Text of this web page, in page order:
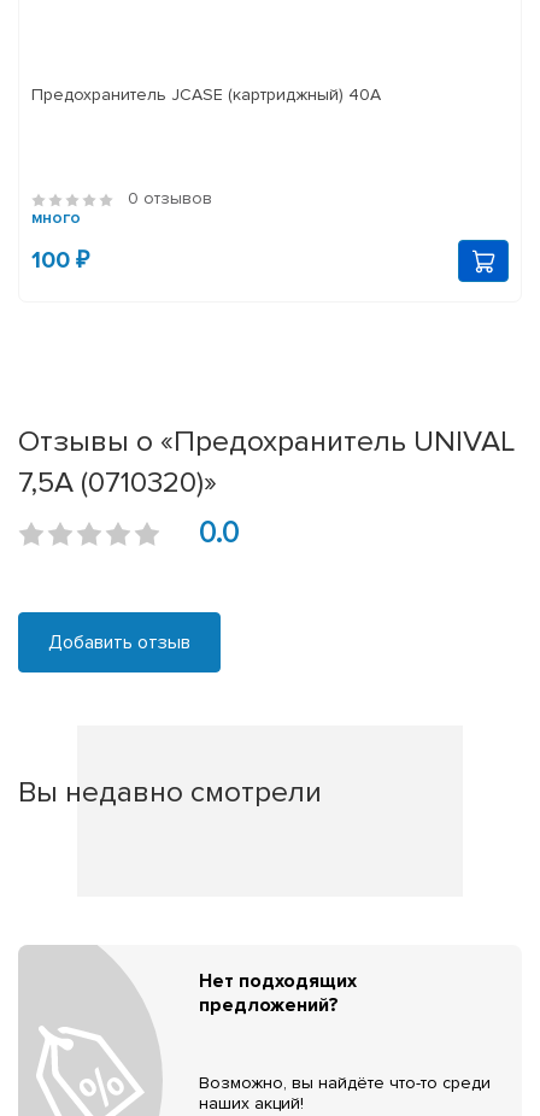
Предохранитель JCASE (картриджный) 40A
0 отзывов
много
100 ₽
Отзывы о «Предохранитель UNIVAL
7,5A (0710320)»
0.0
Добавить отзыв
Вы недавно смотрели
Нет подходящих
предложений?
Возможно, вы найдёте что-то среди
наших акций!